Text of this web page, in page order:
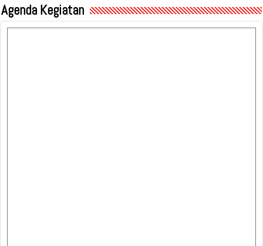
Agenda Kegiatan